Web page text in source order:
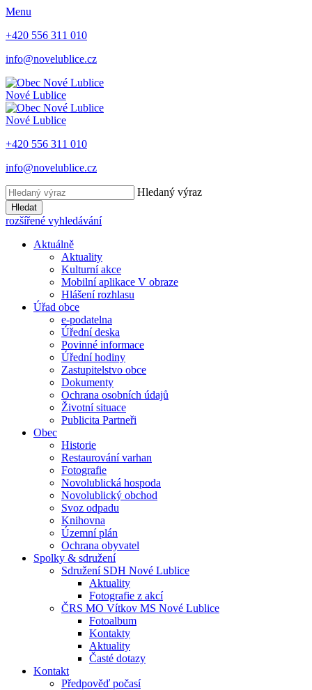
Menu
+420 556 311 010
info@novelublice.cz
Nové Lublice
Nové Lublice
+420 556 311 010
info@novelublice.cz
Hledaný výraz
Hledat
rozšířené vyhledávání
Aktuálně
Aktuality
Kulturní akce
Mobilní aplikace V obraze
Hlášení rozhlasu
Úřad obce
e-podatelna
Úřední deska
Povinné informace
Úřední hodiny
Zastupitelstvo obce
Dokumenty
Ochrana osobních údajů
Životní situace
Publicita Partneři
Obec
Historie
Restaurování varhan
Fotografie
Novolublická hospoda
Novolublický obchod
Svoz odpadu
Knihovna
Územní plán
Ochrana obyvatel
Spolky & sdružení
Sdružení SDH Nové Lublice
Aktuality
Fotografie z akcí
ČRS MO Vítkov MS Nové Lublice
Fotoalbum
Kontakty
Aktuality
Časté dotazy
Kontakt
Předpověď počasí